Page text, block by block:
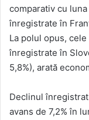
comparativ cu
înregistrate în
La polul opus,
înregistrate în
5,8%), arată
Declinul
avans de 7,2% în